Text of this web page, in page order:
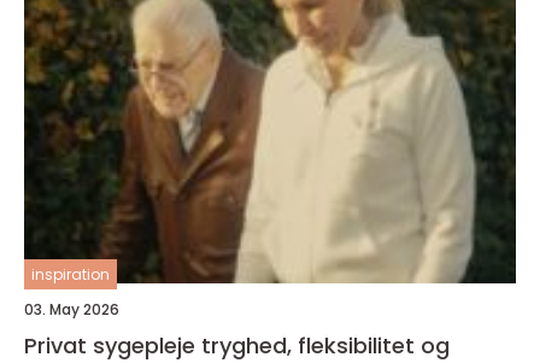
inspiration
03. May 2026
Privat sygepleje tryghed, fleksibilitet og